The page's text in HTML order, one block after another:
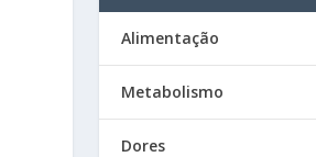
Alimentação
Metabolismo
Dores